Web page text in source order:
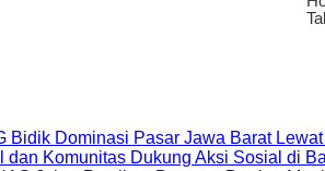
Bidik Dominasi Pasar Jawa Barat
Komunitas Dukung Aksi Sosial di